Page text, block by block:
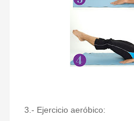
3.- Ejercicio aeróbico: